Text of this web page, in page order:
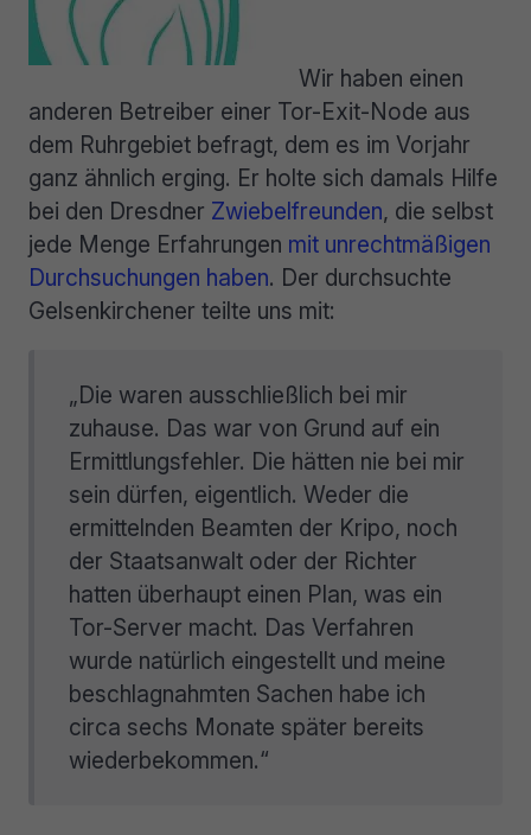
Wir haben einen
anderen Betreiber einer Tor-Exit-Node aus
dem Ruhrgebiet befragt, dem es im Vorjahr
ganz ähnlich erging. Er holte sich damals Hilfe
bei den Dresdner Zwiebelfreunden, die selbst
jede Menge Erfahrungen mit unrechtmäßigen
Durchsuchungen haben. Der durchsuchte
Gelsenkirchener teilte uns mit:
„Die waren ausschließlich bei mir
zuhause. Das war von Grund auf ein
Ermittlungsfehler. Die hätten nie bei mir
sein dürfen, eigentlich. Weder die
ermittelnden Beamten der Kripo, noch
der Staatsanwalt oder der Richter
hatten überhaupt einen Plan, was ein
Tor-Server macht. Das Verfahren
wurde natürlich eingestellt und meine
beschlagnahmten Sachen habe ich
circa sechs Monate später bereits
wiederbekommen.“